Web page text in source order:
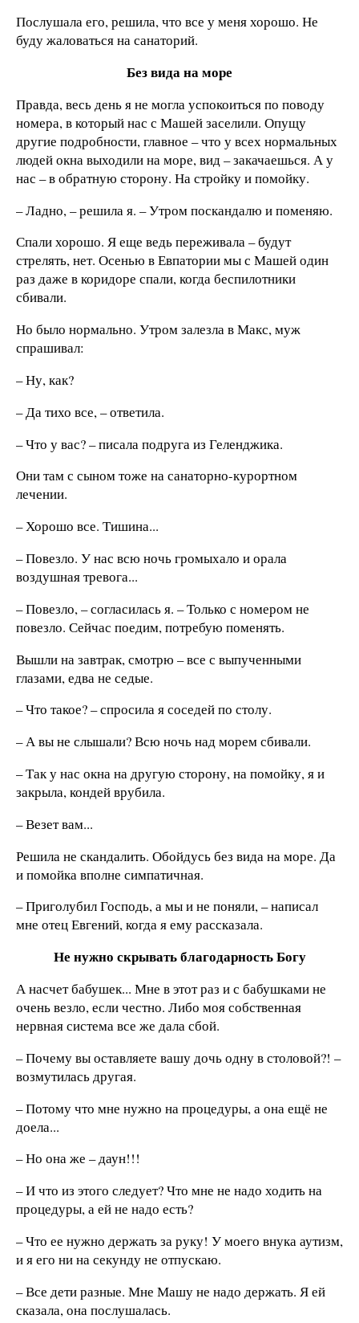
Послушала его, решила, что все у меня хорошо. Не
буду жаловаться на санаторий.
Без вида на море
Правда, весь день я не могла успокоиться по поводу
номера, в который нас с Машей заселили. Опущу
другие подробности, главное – что у всех нормальных
людей окна выходили на море, вид – закачаешься. А у
нас – в обратную сторону. На стройку и помойку.
– Ладно, – решила я. – Утром поскандалю и поменяю.
Спали хорошо. Я еще ведь переживала – будут
стрелять, нет. Осенью в Евпатории мы с Машей один
раз даже в коридоре спали, когда беспилотники
сбивали.
Но было нормально. Утром залезла в Макс, муж
спрашивал:
– Ну, как?
– Да тихо все, – ответила.
– Что у вас? – писала подруга из Геленджика.
Они там с сыном тоже на санаторно-курортном
лечении.
– Хорошо все. Тишина...
– Повезло. У нас всю ночь громыхало и орала
воздушная тревога...
– Повезло, – согласилась я. – Только с номером не
повезло. Сейчас поедим, потребую поменять.
Вышли на завтрак, смотрю – все с выпученными
глазами, едва не седые.
– Что такое? – спросила я соседей по столу.
– А вы не слышали? Всю ночь над морем сбивали.
– Так у нас окна на другую сторону, на помойку, я и
закрыла, кондей врубила.
– Везет вам...
Решила не скандалить. Обойдусь без вида на море. Да
и помойка вполне симпатичная.
– Приголубил Господь, а мы и не поняли, – написал
мне отец Евгений, когда я ему рассказала.
Не нужно скрывать благодарность Богу
А насчет бабушек... Мне в этот раз и с бабушками не
очень везло, если честно. Либо моя собственная
нервная система все же дала сбой.
– Почему вы оставляете вашу дочь одну в столовой?! –
возмутилась другая.
– Потому что мне нужно на процедуры, а она ещё не
доела...
– Но она же – даун!!!
– И что из этого следует? Что мне не надо ходить на
процедуры, а ей не надо есть?
– Что ее нужно держать за руку! У моего внука аутизм,
и я его ни на секунду не отпускаю.
– Все дети разные. Мне Машу не надо держать. Я ей
сказала, она послушалась.